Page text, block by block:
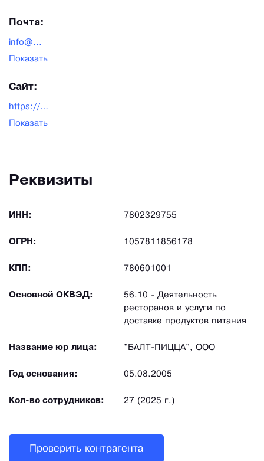
Почта:
info@...
Показать
Сайт:
https://pizzaroni.ru/
Показать
Реквизиты
ИНН: 7802329755
ОГРН: 1057811856178
КПП: 780601001
Основной ОКВЭД:
56.10 - Деятельность
ресторанов и услуги по
доставке продуктов питания
Название юр лица: "БАЛТ-ПИЦЦА", ООО
Год основания: 05.08.2005
Кол-во сотрудников: 27 (2025 г.)
Проверить контрагента